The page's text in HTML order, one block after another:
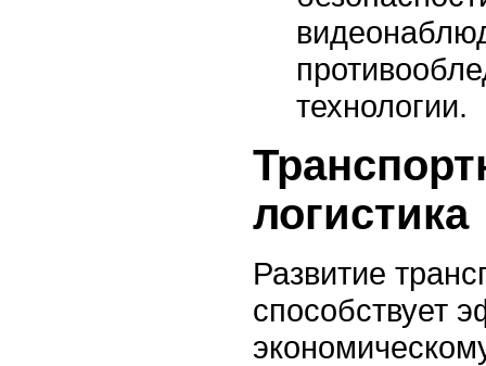
технологии.
логистика
Развитие
способствует